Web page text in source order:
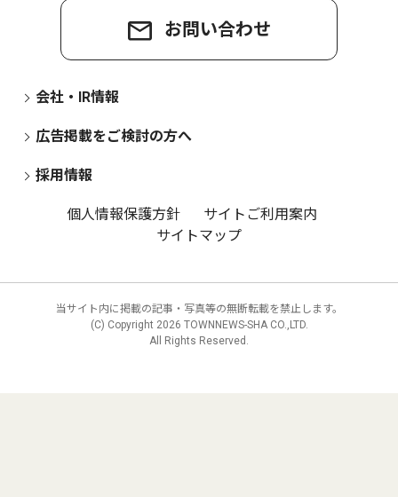
お問い合わせ
会社・IR情報
広告掲載をご検討の方へ
採用情報
個人情報保護方針
サイトご利用案内
サイトマップ
当サイト内に掲載の記事・写真等の無断転載を禁止します。
(C) Copyright 2026 TOWNNEWS-SHA CO.,LTD.
All Rights Reserved.